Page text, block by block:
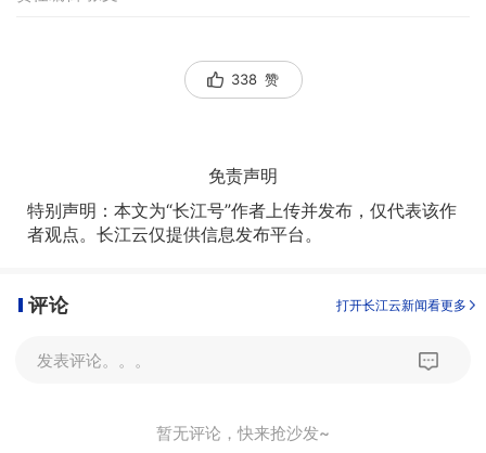
338 赞
免责声明
特别声明：本文为“长江号”作者上传并发布，仅代表该作
者观点。长江云仅提供信息发布平台。
评论 打开长江云新闻看更多
发表评论。。。
暂无评论，快来抢沙发~